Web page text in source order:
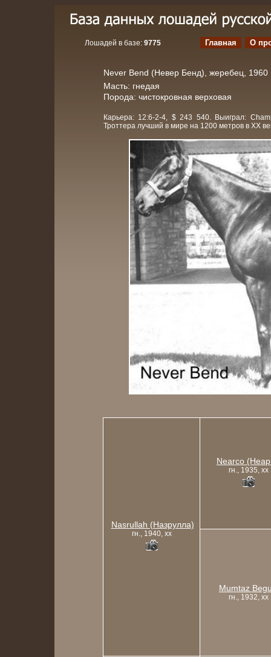
Лошадей в базе: 9775 Главная О
Never Bend (Невер Бенд), жеребец, 1960
Масть: гнедая
Порода: чистокровная верховая
Карьера: 12:6-2-4, $ 243 540. Выиграл:
Троттера лучший в мире на 1200 метров в XX
Nasrullah (Назрулла)
гн., 1940, xx
Nearco
гн., 1935, xx
Mumtaz
гн., 1932, xx